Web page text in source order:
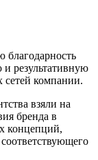
благодарность
результативную
сетей компании.
взяли на
бренда в
концепций,